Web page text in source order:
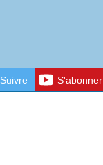
Suivre S'abonner